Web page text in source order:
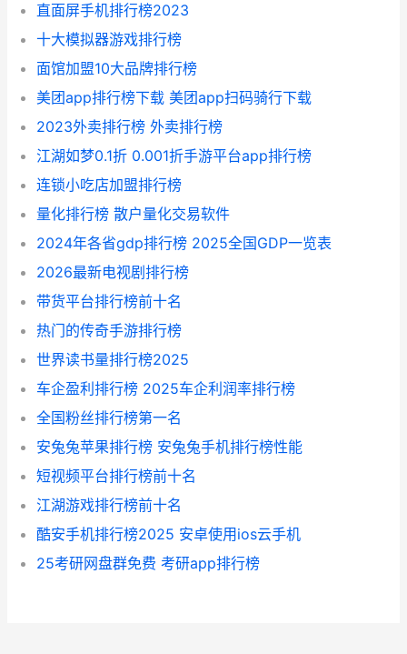
直面屏手机排行榜2023
十大模拟器游戏排行榜
面馆加盟10大品牌排行榜
美团app排行榜下载 美团app扫码骑行下载
2023外卖排行榜 外卖排行榜
江湖如梦0.1折 0.001折手游平台app排行榜
连锁小吃店加盟排行榜
量化排行榜 散户量化交易软件
2024年各省gdp排行榜 2025全国GDP一览表
2026最新电视剧排行榜
带货平台排行榜前十名
热门的传奇手游排行榜
世界读书量排行榜2025
车企盈利排行榜 2025车企利润率排行榜
全国粉丝排行榜第一名
安兔兔苹果排行榜 安兔兔手机排行榜性能
短视频平台排行榜前十名
江湖游戏排行榜前十名
酷安手机排行榜2025 安卓使用ios云手机
25考研网盘群免费 考研app排行榜